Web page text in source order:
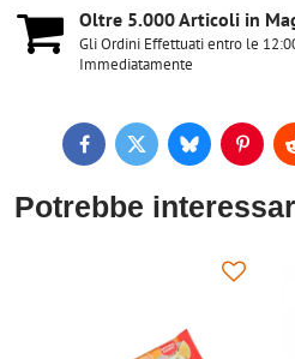
Oltre 5​.000 Articoli in
Gli Ordini Effettuati entro le
Immediatamente
FacebookTwitterBluesky
Potrebbe